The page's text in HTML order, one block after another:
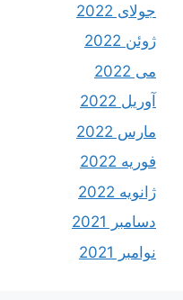
جولای 2022
ژوئن 2022
می 2022
آوریل 2022
مارس 2022
فوریه 2022
ژانویه 2022
دسامبر 2021
نوامبر 2021